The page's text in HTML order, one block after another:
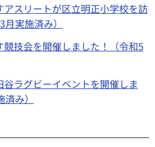
スリートが区立明正小学校を訪
実施済み）
技会を開催しました！（令和5
谷ラグビーイベントを開催しま
み）